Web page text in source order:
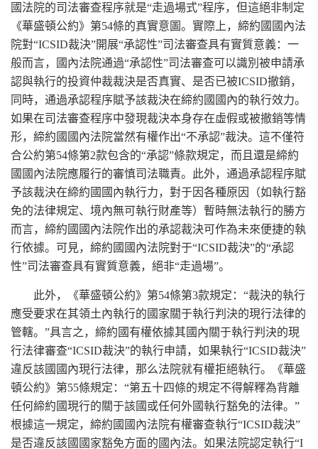
國法院的司法審查程序就是“走過場式”程序，但這絕非制定
《華盛頓公約》第54條的真實意圖。實際上，締約國國內法
院對“ICSID裁決”開展“承認性”司法審查具有實質意義：一
般而言，國內法院通過“承認性”司法審查可以識別被申請承
認與執行的投資仲裁裁決是否真實、是否已被ICSID撤銷，
同時，通過承認程序賦予該裁決在締約國國內的執行效力。
如果在司法審查程序中發現裁決本身存在虛假或被撤銷等情
形，締約國國內法院當然有權作出“不承認”裁決。這不僅符
合公約第54條第2款包含的“承認”條款規定，而且還是締約
國國內法院應履行的審慎司法職責。此外，通過承認程序賦
予該裁決在締約國國內執行力，對于因各種原因（如執行豁
免的法律規定、境內無可執行財產等）暫時無法執行的勝方
而言，締約國國內法院作出的承認裁決可作為未來便捷的執
行依據。可見，締約國國內法院對于“ICSID裁決”的“承認
性”司法審查具有實質意義，絕非“走過場”。
此外，《華盛頓公約》第54條第3款規定：“裁決的執行
應受要求在其領土內執行的國家關于執行判決的現行法律的
管轄。”具言之，締約國有權依據其國內關于執行判決的現
行法律審查“ICSID裁決”的執行申請，如果執行“ICSID裁決”
違反該國國內現行法律，那么法院就有權拒絕執行。《華盛
頓公約》第55條規定：“第五十四條的規定不得解釋為背離
任何締約國現行的關于該國或任何外國執行豁免的法律。”
根據這一規定，締約國國內法院有權審查執行“ICSID裁決”
是否違反該國國家豁免方面的國內法。如果法院認定執行“I